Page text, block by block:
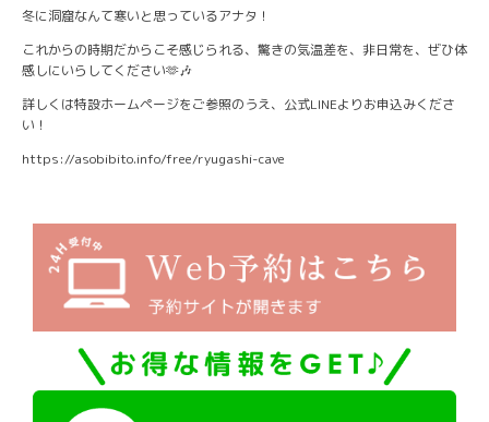
冬に洞窟なんて寒いと思っているアナタ！
これからの時期だからこそ感じられる、驚きの気温差を、非日常を、ぜひ体
感しにいらしてください🫶🎶
詳しくは特設ホームページをご参照のうえ、公式LINEよりお申込みくださ
い！
https://asobibito.info/free/ryugashi-cave